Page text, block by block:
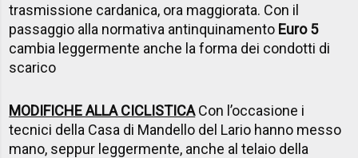
trasmissione cardanica, ora maggiorata. Con il
passaggio alla normativa antinquinamento Euro 5
cambia leggermente anche la forma dei condotti di
scarico
MODIFICHE ALLA CICLISTICACon l’occasione i
tecnici della Casa di Mandello del Lario hanno messo
mano, seppur leggermente, anche al telaio della